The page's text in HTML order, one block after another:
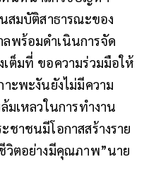
สมบัติสาธารณะของ
พร้อมดำเนินการจัด
ต็มที่ ขอความร่วมมือให้
ะพะงันยังไม่มีความ
มเหลวในการทำงาน
ชาชนมีโอกาสสร้างราย
วิตอย่างมีคุณภาพ”นาย